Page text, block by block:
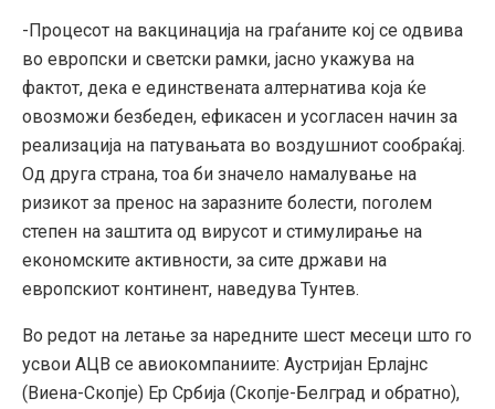
-Процесот на вакцинација на граѓаните кој се одвива
во европски и светски рамки, јасно укажува на
фактот, дека е единствената алтернатива која ќе
овозможи безбеден, ефикасен и усогласен начин за
реализација на патувањата во воздушниот сообраќај.
Од друга страна, тоа би значело намалување на
ризикот за пренос на заразните болести, поголем
степен на заштита од вирусот и стимулирање на
економските активности, за сите држави на
европскиот континент, наведува Тунтев.
Во редот на летање за наредните шест месеци што го
усвои АЦВ се авиокомпаниите: Аустријан Ерлајнс
(Виена-Скопје) Ер Србија (Скопје-Белград и обратно),